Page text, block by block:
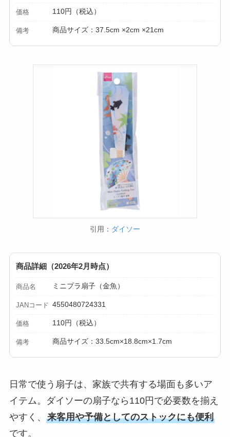
価格 110円（税込）
備考 商品サイズ：37.5cm ×2cm ×21cm
引用： ダイソー
商品詳細（2026年2月時点）
商品名 ミニプラ扇子（金魚）
JANコード 4550480724331
価格 110円（税込）
備考 商品サイズ：33.5cm×18.8cm×1.7cm
日常で使う扇子は、家族で共有する場面も多いア
イテム。ダイソーの扇子なら110円で必要数を揃え
やすく、 来客用や予備としてのストックにも便利
です。